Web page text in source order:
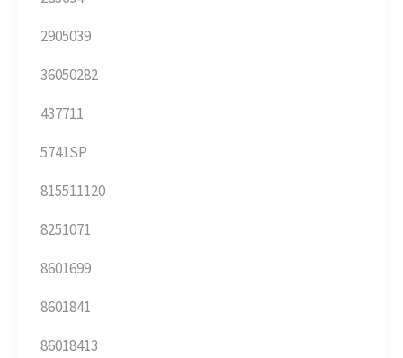
2905039
36050282
437711
5741SP
815511120
8251071
8601699
8601841
86018413